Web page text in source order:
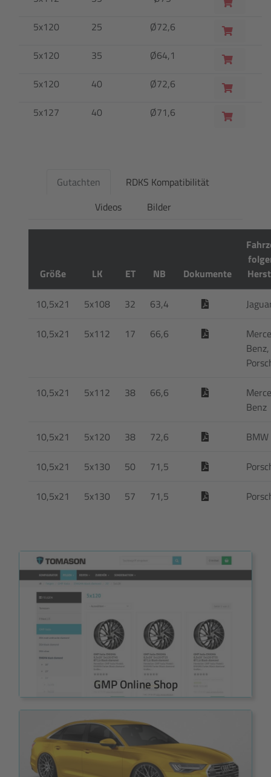
5x120
25
Ø72,6
5x120
35
Ø64,1
5x120
40
Ø72,6
5x127
40 Ø71,6
Gutachten
RDKS Kompatibilität
Videos
Bilder
Größe LK ET NB Dokumente
10,5x21 5x108 32 63,4
10,5x21 5x112 17 66,6
Benz,
10,5x21 5x112 38 66,6
Benz
10,5x21 5x120 38 72,6 BMW
10,5x21 5x130 50 71,5
10,5x21 5x130 57 71,5
GMP Online Shop